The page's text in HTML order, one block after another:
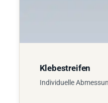
Klebestreifen
Individuelle